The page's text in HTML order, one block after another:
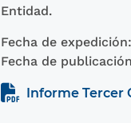
Entidad.
Fecha de expedición:
Fecha de
Informe Tercer